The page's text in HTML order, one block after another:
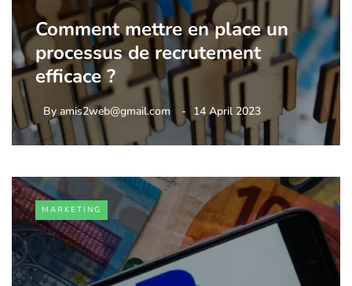
Comment mettre en place un
processus de recrutement
efficace ?
By amis2web@gmail.com 14 April 2023
MARKETING